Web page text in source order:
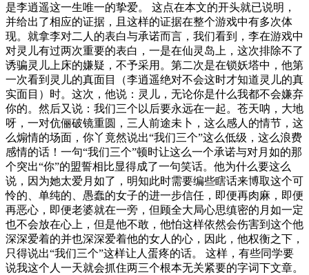
是李逍遥这一生唯一的挚爱。 这点在本文的开头就已说明，
并给出了相应的证据，且这样的证据在整个游戏中有多次体
现。就拿李对二人的表白与承诺而言，我们看到，李在游戏中
对灵儿有过两次重要的表白，一是在仙灵岛上，这次排除不了
诱骗灵儿上床的嫌疑，不予采用。第二次是在锁妖塔中，他第
一次看到灵儿的真面目（李逍遥绝对不会这时才知道灵儿的真
实面目）时。这次，他说：灵儿，无论你是什么我都不会嫌弃
你的。然后又说：我们三个以后要永远在一起。苍天呐，大地
呀，一对伉俪破镜重圆，三人前途未卜，这么感人的情节，这
么煽情的场面，你丫竟然说出“我们三个”这么低级，这么浪费
感情的话！一句“我们三个”顿时让这么一个承诺与对月如的那
个突出“你”的盟誓相比显得成了一句笑话。他为什么要这么
说，因为她太爱月如了，明知此时需要编些瞎话来博取这个可
怜的、单纯的、愚蠢的女子的进一步信任，即便再肉麻，即便
再恶心，即便老婆就在一旁，但顾全大局心思缜密的月如一定
也不会放在心上，但是他不敢，他怕这样依然会伤害到这个他
深深爱着的并也深深爱着他的女人的心，因此，他权衡之下，
只得说出“我们三个”这样让人蛋疼的话。 这样，有些同学要
说我这个人一天就会抓住两三个根本无关紧要的字词下文章。